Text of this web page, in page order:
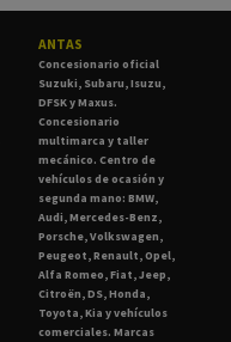
ANTAS
Concesionario oficial
Suzuki, Subaru, Isuzu,
DFSK y Maxus.
Concesionario
multimarca y taller
mecánico. Centro de
vehículos de ocasión y
segunda mano: BMW,
Audi, Mercedes-Benz,
Porsche, Volkswagen,
Peugeot, Renault, Opel,
Alfa Romeo, Fiat, Jeep,
Citroën, DS, Honda,
Toyota, Kia y vehículos
comerciales. Marcas